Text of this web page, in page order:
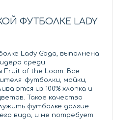
ФУТБОЛКЕ LADY
Lady Gaga, выполнена
среди
Fruit of the Loom. Все
футболки, майки,
из 100% хлопка и
Такое качество
футболке долгие
вида, и не потребует